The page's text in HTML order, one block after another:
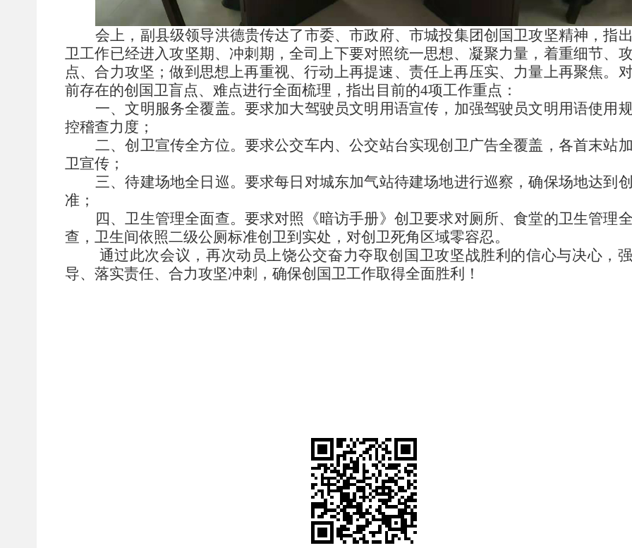
会上，副县级领导洪德贵传达了市委、市政府、市城投集团创国卫攻坚精神，指
卫工作已经进入攻坚期、冲刺期，全司上下要对照统一思想、凝聚力量，着重细节、
点、合力攻坚；做到思想上再重视、行动上再提速、责任上再压实、力量上再聚焦。
前存在的创国卫盲点、难点进行全面梳理，指出目前的4项工作重点：
一、文明服务全覆盖。要求加大驾驶员文明用语宣传，加强驾驶员文明用语使用
控稽查力度；
二、创卫宣传全方位。要求公交车内、公交站台实现创卫广告全覆盖，各首末站
卫宣传；
三、待建场地全日巡。要求每日对城东加气站待建场地进行巡察，确保场地达到
准；
四、卫生管理全面查。要求对照《暗访手册》创卫要求对厕所、食堂的卫生管理
查，卫生间依照二级公厕标准创卫到实处，对创卫死角区域零容忍。
通过此次会议，再次动员上饶公交奋力夺取创国卫攻坚战胜利的信心与决心，
导、落实责任、合力攻坚冲刺，确保创国卫工作取得全面胜利！